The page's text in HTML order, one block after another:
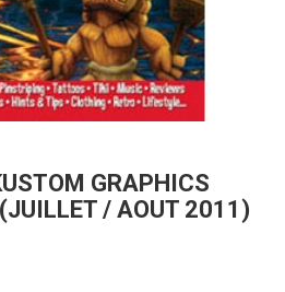
GRAPHICS
/ AOUT 2011)